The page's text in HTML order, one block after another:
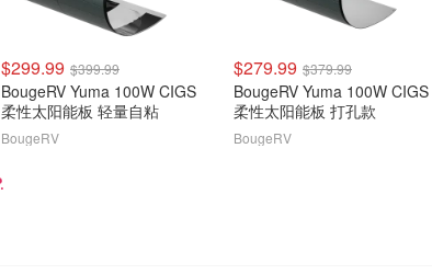
$299.99 $399.99
BougeRV Yuma 100W CIGS
柔性太阳能板 轻量自粘
BougeRV
$279.99 $379.99
BougeRV Yuma 100W CIGS
柔性太阳能板 打孔款
BougeRV